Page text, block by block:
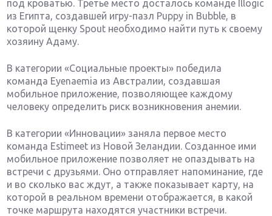
под кроватью. Третье место досталось команде Illogic
из Египта, создавшей игру-пазл Puppy in Bubble, в
которой щенку Spout необходимо найти путь к своему
хозяину Адаму.
В категории «Социальные проекты» победила
команда Eyenaemia из Австралии, создавшая
мобильное приложение, позволяющее каждому
человеку определить риск возникновения анемии.
В категории «Инновации» заняла первое место
команда Estimeet из Новой Зеландии. Созданное ими
мобильное приложение позволяет не опаздывать на
встречи с друзьями. Оно отправляет напоминание, где
и во сколько вас ждут, а также показывает карту, на
которой в реальном времени отображается, в какой
точке маршрута находятся участники встречи.